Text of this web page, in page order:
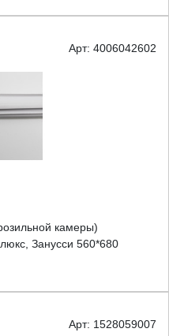
Арт: 4006042602
камеры)
Занусси 560*680
Арт: 1528059007